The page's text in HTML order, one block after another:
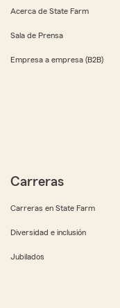
Acerca de State Farm
Sala de Prensa
Empresa a empresa (B2B)
Carreras
Carreras en State Farm
Diversidad e inclusión
Jubilados